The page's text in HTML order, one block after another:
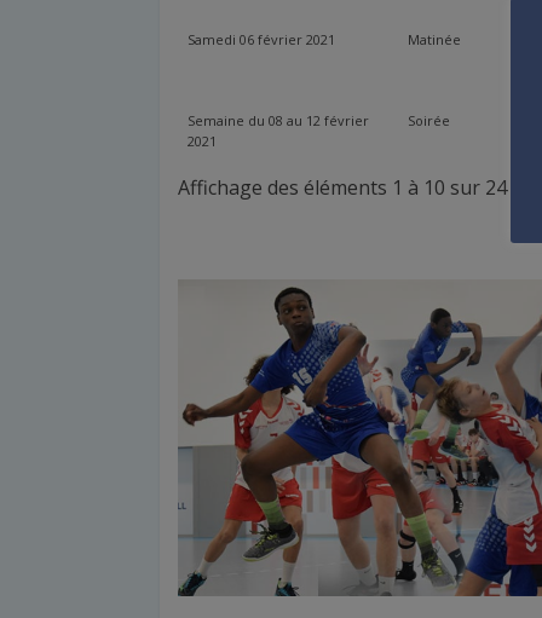
Samedi 06 février 2021 Matinée
Semaine du 08 au 12 février
2021
Soirée
Affichage des éléments 1 à 10 sur 24